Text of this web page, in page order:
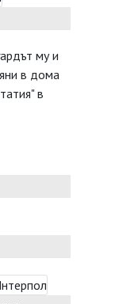
му и
в дома
в